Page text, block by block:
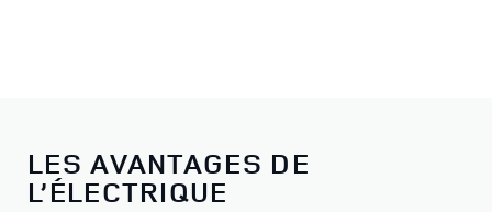
LES AVANTAGES DE
L’ÉLECTRIQUE